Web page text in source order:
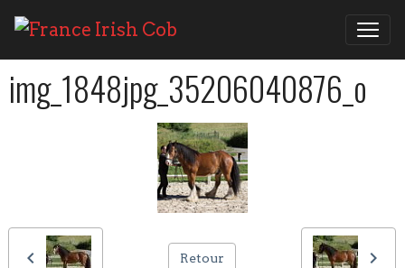
img_1848jpg_35206040876_o
Retour